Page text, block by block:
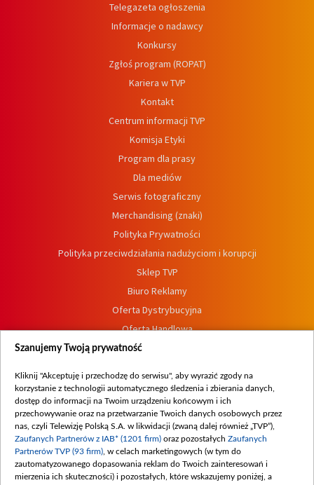
Telegazeta ogłoszenia
Informacje o nadawcy
Konkursy
Zgłoś program (ROPAT)
Kariera w TVP
Kontakt
Centrum informacji TVP
Komisja Etyki
Program dla prasy
Dla mediów
Serwis fotograficzny
Merchandising (znaki)
Polityka Prywatności
Polityka przeciwdziałania nadużyciom i korupcji
Sklep TVP
Biuro Reklamy
Oferta Dystrybucyjna
Oferta Handlowa
Dostępność
Procedura zgłoszeń wewnętrznych
Szanujemy Twoją prywatność
Kliknij "Akceptuję i przechodzę do serwisu", aby wyrazić zgody na
korzystanie z technologii automatycznego śledzenia i zbierania danych,
dostęp do informacji na Twoim urządzeniu końcowym i ich
przechowywanie oraz na przetwarzanie Twoich danych osobowych przez
nas, czyli Telewizję Polską S.A. w likwidacji (zwaną dalej również „TVP”),
Zaufanych Partnerów z IAB* (1201 firm) oraz pozostałych Zaufanych
Partnerów TVP (93 firm) , w celach marketingowych (w tym do
zautomatyzowanego dopasowania reklam do Twoich zainteresowań i
mierzenia ich skuteczności) i pozostałych, które wskazujemy poniżej, a